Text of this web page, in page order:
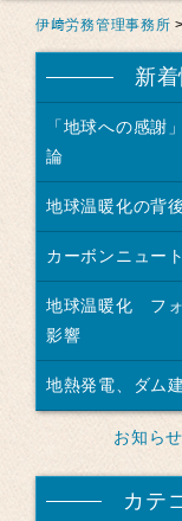
伊﨑労務管理事務所 >
新
「地球への感謝
論
地球温暖化の背
カーボンニュー
地球温暖化 フ
影響
地熱発電、ダム
お知ら
カテ